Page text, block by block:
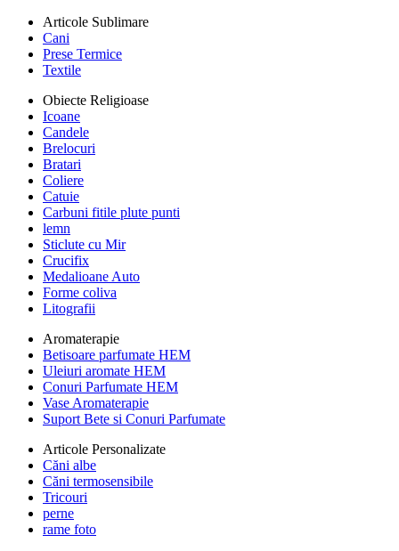
Articole Sublimare
Cani
Prese Termice
Textile
Obiecte Religioase
Icoane
Candele
Brelocuri
Bratari
Coliere
Catuie
Carbuni fitile plute punti
lemn
Sticlute cu Mir
Crucifix
Medalioane Auto
Forme coliva
Litografii
Aromaterapie
Betisoare parfumate HEM
Uleiuri aromate HEM
Conuri Parfumate HEM
Vase Aromaterapie
Suport Bete si Conuri Parfumate
Articole Personalizate
Căni albe
Căni termosensibile
Tricouri
perne
rame foto